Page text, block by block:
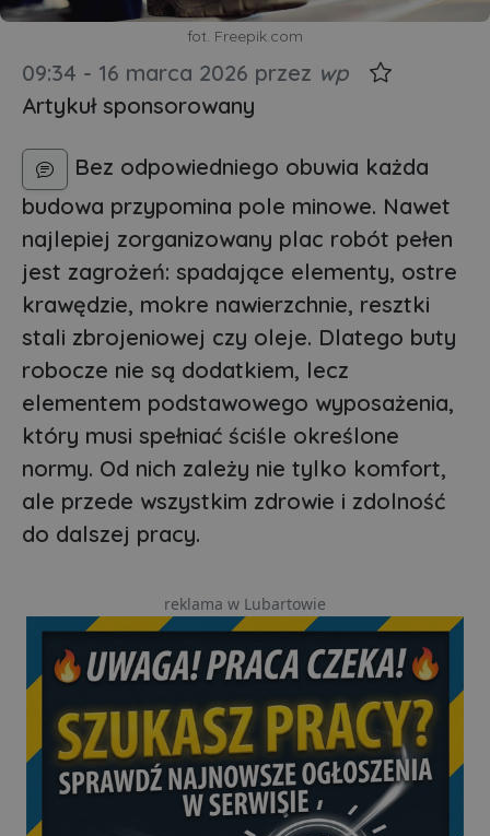
fot. Freepik.com
09:34 - 16 marca 2026 przez wp
Artykuł sponsorowany
Bez odpowiedniego obuwia każda
budowa przypomina pole minowe. Nawet
najlepiej zorganizowany plac robót pełen
jest zagrożeń: spadające elementy, ostre
krawędzie, mokre nawierzchnie, resztki
stali zbrojeniowej czy oleje. Dlatego buty
robocze nie są dodatkiem, lecz
elementem podstawowego wyposażenia,
który musi spełniać ściśle określone
normy. Od nich zależy nie tylko komfort,
ale przede wszystkim zdrowie i zdolność
do dalszej pracy.
reklama w Lubartowie